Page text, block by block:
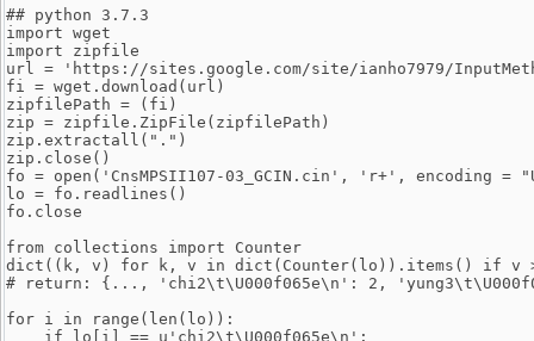
## python 3.7.3
import wget
import zipfile
url = 'https://sites.google.com/site/ianho7979/
fi = wget.download(url)
zipfilePath = (fi)
zip = zipfile.ZipFile(zipfilePath)
zip.extractall(".")
zip.close()
fo = open('CnsMPSII107-03_GCIN.cin', 'r+', encoding =
lo = fo.readlines()
fo.close
from collections import Counter
dict((k, v) for k, v in dict(Counter(lo)).items() if v
# return: {..., 'chi2\t\U000f065e\n': 2,
for i in range(len(lo)):
if lo[i] == u'chi2\t\U000f065e\n':